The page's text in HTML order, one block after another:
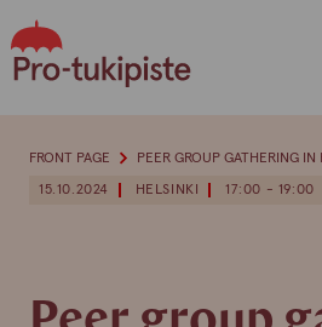
to
content
15.10.2024 HELSINKI 17:00 - 19:00
FRONT PAGE PEER GROUP GATHERING IN